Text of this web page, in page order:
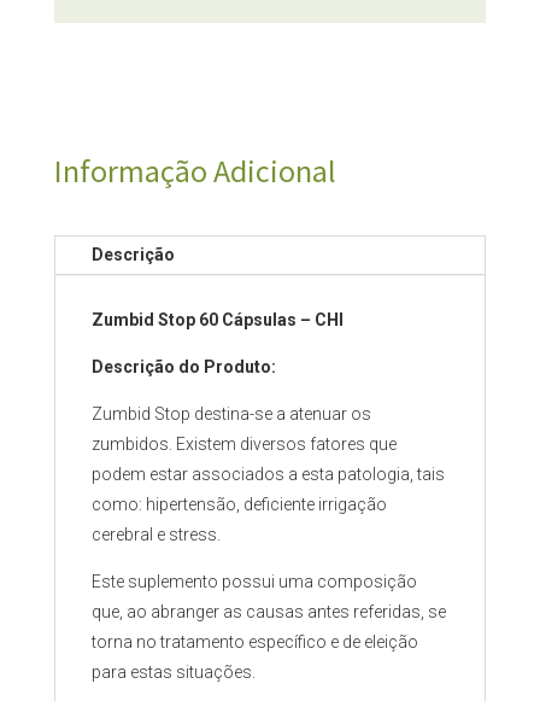
Informação Adicional
Descrição
Zumbid Stop 60 Cápsulas – CHI
Descrição do Produto:
Zumbid Stop destina-se a atenuar os
zumbidos. Existem diversos fatores que
podem estar associados a esta patologia, tais
como: hipertensão, deficiente irrigação
cerebral e stress.
Este suplemento possui uma composição
que, ao abranger as causas antes referidas, se
torna no tratamento específico e de eleição
para estas situações.